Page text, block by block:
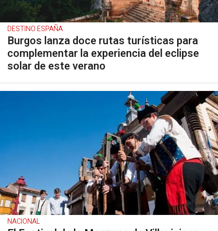
DESTINO ESPAÑA
Burgos lanza doce rutas turísticas para
complementar la experiencia del eclipse
solar de este verano
NACIONAL